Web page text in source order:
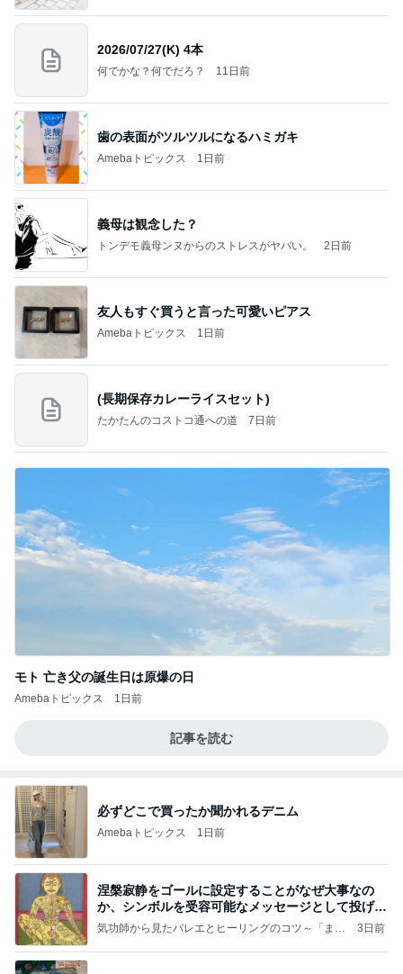
2026/07/27(K) 4本
何でかな？何でだろ？ 11日前
歯の表面がツルツルになるハミガキ
Amebaトピックス 1日前
義母は観念した？
トンデモ義母ンヌからのストレスがヤバい。 2日前
友人もすぐ買うと言った可愛いピアス
Amebaトピックス 1日前
(長期保存カレーライスセット)
たかたんのコストコ通への道 7日前
モト 亡き父の誕生日は原爆の日
Amebaトピックス 1日前
記事を読む
必ずどこで買ったか聞かれるデニム
Amebaトピックス 1日前
涅槃寂静をゴールに設定することがなぜ大事なの
か、シンボルを受容可能なメッセージとして投げる
ことが
気功師から見たバレエとヒーリングのコツ～「まと
3日前